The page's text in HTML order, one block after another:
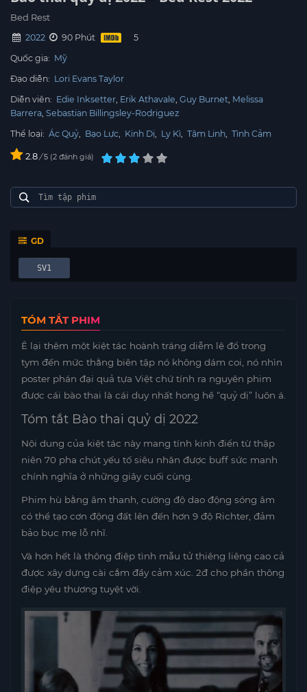
Bed Rest
2022
90 Phút
Quốc gia: Mỹ
Đạo diễn: Lori Evans Taylor
Diễn viên: Edie Inksetter Erik Athavale Guy Burnet Melissa
Barrera Sebastian Billingsley-Rodriguez
Thể loại: Ác Quỷ, Bạo Lực, Kinh Dị, Ly Kì, Tâm Linh, Tình Cảm
2.8/ 5 2 đánh giá
GD
SV1
TÓM TẮT PHIM
Ê lại thêm một kiệt tác hoành tráng diễm lệ đổ trong
tym đến mức thằng biên tập nó không dám coi, nó nhìn
poster phán đại quả tựa Việt chứ tính ra nguyên phim
được cái bào thai là cái duy nhất hong hề “quỷ dị” luôn á.
Tóm tắt Bào thai quỷ dị 2022
Nội dung của kiệt tác này mang tính kinh điển từ thập
niên 70 pha chút yếu tố siêu nhân được buff sức mạnh
chính nghĩa ở những giây cuối cùng.
Phim hù bằng âm thanh, cường độ dao động sóng âm
có thể tạo cơn động đất lên đến hơn 9 độ Richter, đảm
bảo bục mẹ lỗ nhĩ.
Và hơn hết là thông điệp tình mẫu tử thiêng liêng cao cả
được xây dựng cài cắm đầy cảm xúc. 2đ cho phần thông
điệp yêu thương tuyệt vời.